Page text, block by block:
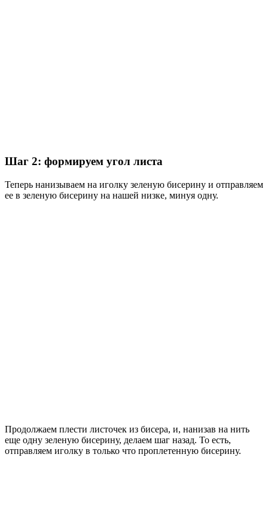
Шаг 2: формируем угол листа
Теперь нанизываем на иголку зеленую бисерину и отправляем
ее в зеленую бисерину на нашей низке, минуя одну.
Продолжаем плести листочек из бисера, и, нанизав на нить
еще одну зеленую бисерину, делаем шаг назад. То есть,
отправляем иголку в только что проплетенную бисерину.